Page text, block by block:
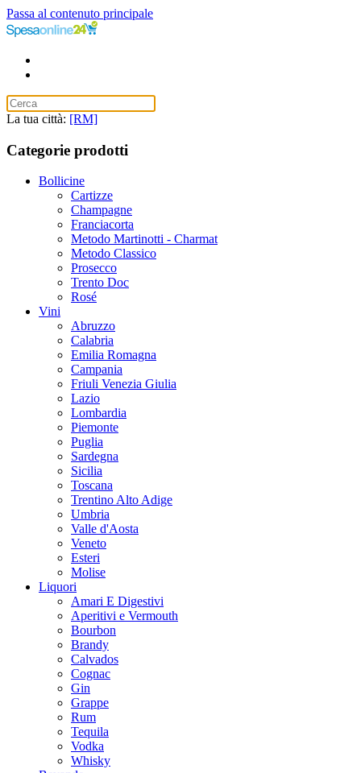
Passa al contenuto principale
La tua città: [RM]
Categorie prodotti
Bollicine
Cartizze
Champagne
Franciacorta
Metodo Martinotti - Charmat
Metodo Classico
Prosecco
Trento Doc
Rosé
Vini
Abruzzo
Calabria
Emilia Romagna
Campania
Friuli Venezia Giulia
Lazio
Lombardia
Piemonte
Puglia
Sardegna
Sicilia
Toscana
Trentino Alto Adige
Umbria
Valle d'Aosta
Veneto
Esteri
Molise
Liquori
Amari E Digestivi
Aperitivi e Vermouth
Bourbon
Brandy
Calvados
Cognac
Gin
Grappe
Rum
Tequila
Vodka
Whisky